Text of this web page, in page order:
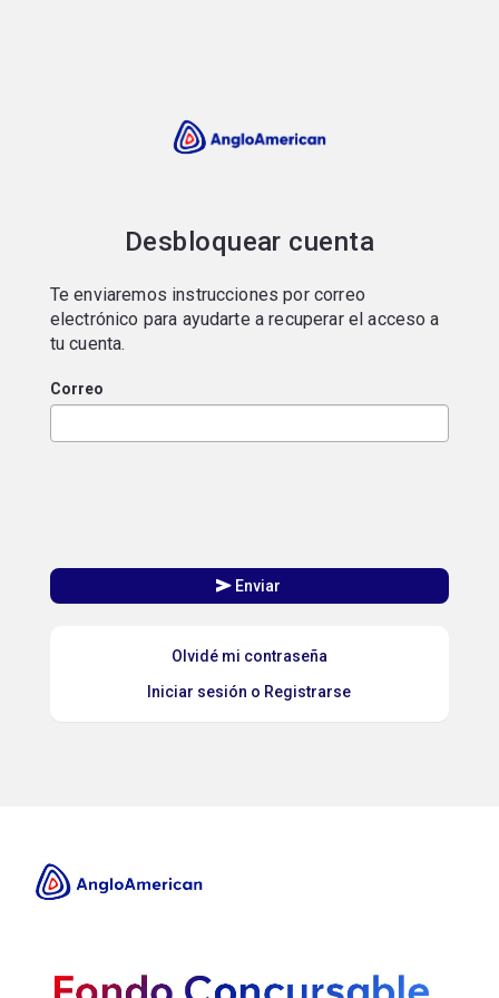
Desbloquear cuenta
Te enviaremos instrucciones por correo
electrónico para ayudarte a recuperar el acceso a
tu cuenta.
Correo
send Enviar
Olvidé mi contraseña
Iniciar sesión o Registrarse